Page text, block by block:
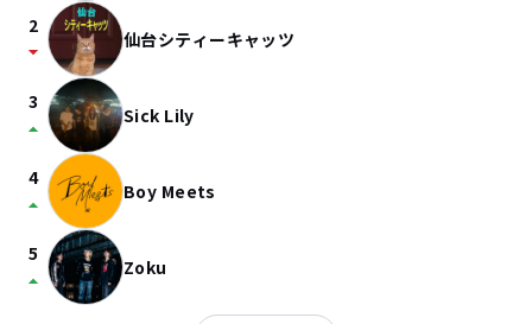
2
arrow_drop_down 仙台シティーキャッツ
3
arrow_drop_up Sick Lily
4
arrow_drop_up Boy Meets
5
arrow_drop_up Zoku